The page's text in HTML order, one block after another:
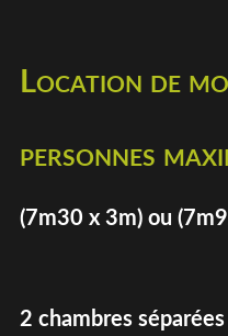
Location de
personnes
(7m30 x 3m) ou
2 chambres